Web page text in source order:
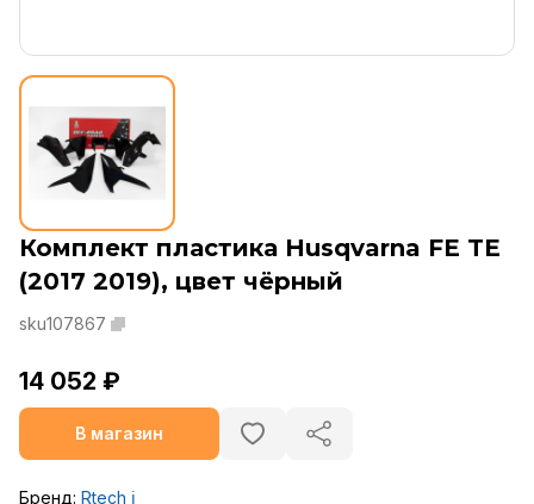
Комплект пластика Husqvarna FE TE
(2017 2019), цвет чёрный
sku107867
14 052 ₽
В магазин
Бренд: Rtech ℹ️